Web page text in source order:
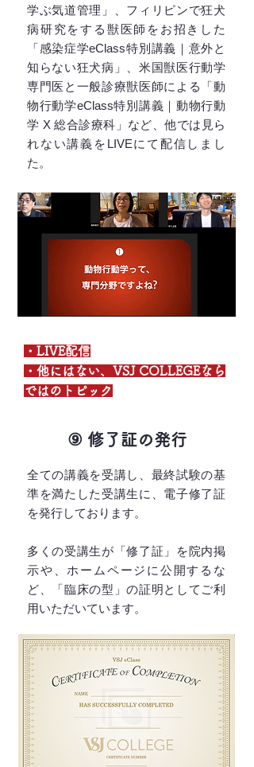
学ぶ気道管理」、フィリピンで狂犬
病研究をする獣医師をお招きした
「感染症学eClass特別講義｜意外と
知らない狂犬病」、米国獣医行動学
専門医と一般診療獣医師による「動
物行動学eClass特別講義｜動物行動
学 X 総合診療科」など、他では見ら
れない講義をLIVEにて配信しまし
た。
・LIVE配信
・他にはない、VSJ COLLEGEなら
ではのトピック
⑨ 修了証の発行
全ての講義を受講し、最終試験の基
準を満たした受講生に、電子修了証
を発行しております。
多くの受講生が「修了証」を院内掲
示や、ホームページに公開するな
ど、「臨床の型」の証明としてご利
用いただいています。